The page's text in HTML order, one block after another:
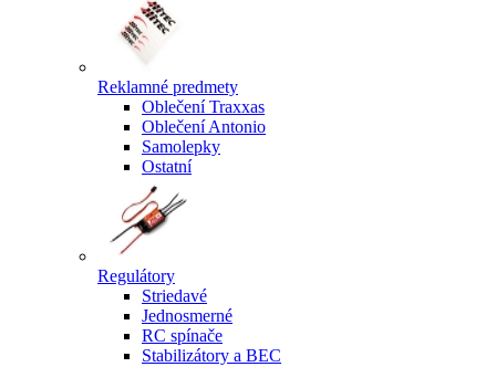
Reklamné predmety
Oblečení Traxxas
Oblečení Antonio
Samolepky
Ostatní
Regulátory
Striedavé
Jednosmerné
RC spínače
Stabilizátory a BEC